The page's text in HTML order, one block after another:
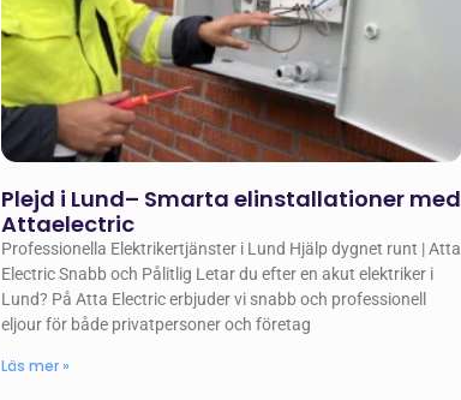
Plejd i Lund– Smarta elinstallationer med
Attaelectric
Professionella Elektrikertjänster i Lund Hjälp dygnet runt | Atta
Electric Snabb och Pålitlig Letar du efter en akut elektriker i
Lund? På Atta Electric erbjuder vi snabb och professionell
eljour för både privatpersoner och företag
Läs mer »